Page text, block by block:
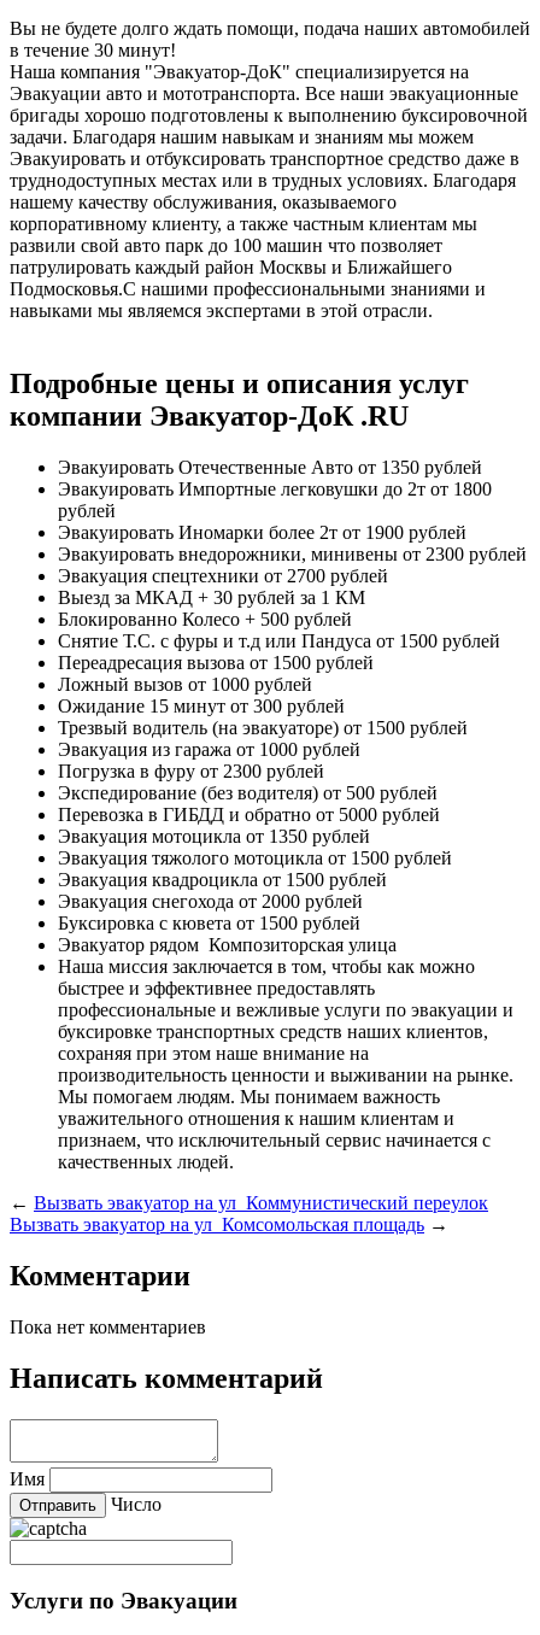
Вы не будете долго ждать помощи, подача наших автомобилей
в течение 30 минут!
Наша компания "Эвакуатор-ДоК" специализируется на
Эвакуации авто и мототранспорта. Все наши эвакуационные
бригады хорошо подготовлены к выполнению буксировочной
задачи. Благодаря нашим навыкам и знаниям мы можем
Эвакуировать и отбуксировать транспортное средство даже в
труднодоступных местах или в трудных условиях. Благодаря
нашему качеству обслуживания, оказываемого
корпоративному клиенту, а также частным клиентам мы
развили свой авто парк до 100 машин что позволяет
патрулировать каждый район Москвы и Ближайшего
Подмосковья.С нашими профессиональными знаниями и
навыками мы являемся экспертами в этой отрасли.
Подробные цены и описания услуг
компании Эвакуатор-ДоК .RU
Эвакуировать Отечественные Авто от 1350 рублей
Эвакуировать Импортные легковушки до 2т от 1800
рублей
Эвакуировать Иномарки более 2т от 1900 рублей
Эвакуировать внедорожники, минивены от 2300 рублей
Эвакуация спецтехники от 2700 рублей
Выезд за МКАД + 30 рублей за 1 КМ
Блокированно Колесо + 500 рублей
Снятие Т.С. с фуры и т.д или Пандуса от 1500 рублей
Переадресация вызова от 1500 рублей
Ложный вызов от 1000 рублей
Ожидание 15 минут от 300 рублей
Трезвый водитель (на эвакуаторе) от 1500 рублей
Эвакуация из гаража от 1000 рублей
Погрузка в фуру от 2300 рублей
Экспедирование (без водителя) от 500 рублей
Перевозка в ГИБДД и обратно от 5000 рублей
Эвакуация мотоцикла от 1350 рублей
Эвакуация тяжолого мотоцикла от 1500 рублей
Эвакуация квадроцикла от 1500 рублей
Эвакуация снегохода от 2000 рублей
Буксировка с кювета от 1500 рублей
Эвакуатор рядом Композиторская улица
Наша миссия заключается в том, чтобы как можно
быстрее и эффективнее предоставлять
профессиональные и вежливые услуги по эвакуации и
буксировке транспортных средств наших клиентов,
сохраняя при этом наше внимание на
производительность ценности и выживании на рынке.
Мы помогаем людям. Мы понимаем важность
уважительного отношения к нашим клиентам и
признаем, что исключительный сервис начинается с
качественных людей.
← Вызвать эвакуатор на ул Коммунистический переулок
Вызвать эвакуатор на ул Комсомольская площадь →
Комментарии
Пока нет комментариев
Написать комментарий
Имя
Число
Услуги по Эвакуации